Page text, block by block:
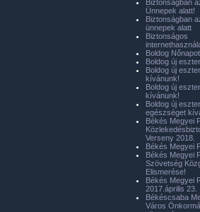
Biztonságban
Ünnepek alatt!
Biztonságban
ünnepek alatt
Biztonságos
Boldog
Boldog új
Boldog új
kívánunk!
Boldog új
kívánunk!
Boldog új
egészséget
Békés Megyei
Verseny 2018.
Békés Megyei
Békés Megyei
Szövetség
Elismerése!
Békés Megyei
2017.április 23.
Békéscsaba
Város